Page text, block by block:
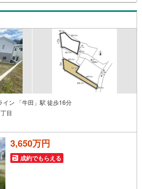
この精神を大切に、お客様へのサポートを
。株式会社日東リバティ〒732-0818広島市
目2-22-2F
イン 「牛田」駅 徒歩16分
目
3,650万円
成約でもらえる